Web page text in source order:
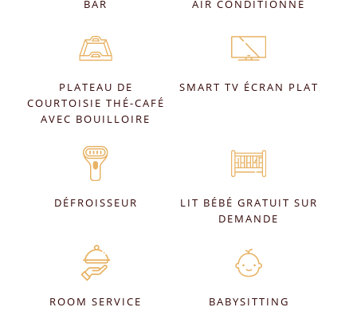
BAR AIR CONDITIONNÉ
PLATEAU DE
COURTOISIE THÉ-CAFÉ
AVEC BOUILLOIRE
SMART TV ÉCRAN PLAT
DÉFROISSEUR
LIT BÉBÉ GRATUIT SUR
DEMANDE
ROOM SERVICE BABYSITTING